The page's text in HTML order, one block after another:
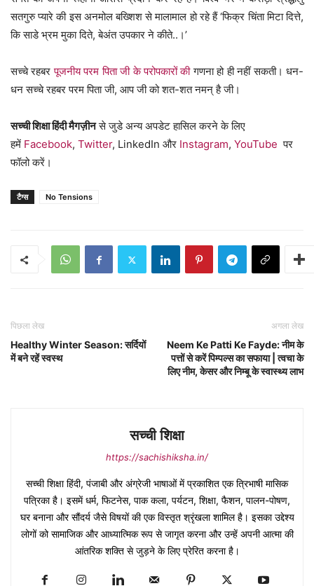
सतगुरु प्यारे की इस अनमोल बख्शिश से मालामाल हो रहे हैं ‘फिक्र चिंता मिटा दित्ते,
कि साडे भ्रम मुका दिते, बेअंत उपकार ने कीते..।’
सच्चे रहबरपूजनीय परम पिता जी के परोपकारों कीगणना हो ही नहीं सकती। धन-
धन सच्चे रहबर परम पिता जी, आप जी को शत-शत नमन् है जी।
सच्ची शिक्षा हिंदी मैगज़ीनसे जुडे अन्य अपडेट हासिल करने के लिए
हमें Facebook, Twitter, LinkedIn और Instagram, YouTube पर
फॉलो करें।
टैग्स No Tensions
पिछला लेख
Healthy Winter Season: सर्दियों
में बने रहें स्वस्थ
अगला लेख
Neem Ke Patti Ke Fayde: नीम के
पत्तों से करें पिम्पल्स का सफाया | त्वचा के
लिए नीम, केसर और निम्बू के स्वास्थ्य लाभ
सच्ची शिक्षा
https://sachishiksha.in/
सच्ची शिक्षा हिंदी, पंजाबी और अंग्रेजी भाषाओं में प्रकाशित एक त्रिभाषी मासिक
पत्रिका है। इसमें धर्म, फिटनेस, पाक कला, पर्यटन, शिक्षा, फैशन, पालन-पोषण,
घर बनाना और सौंदर्य जैसे विषयों की एक विस्तृत श्रृंखला शामिल है। इसका उद्देश्य
लोगों को सामाजिक और आध्यात्मिक रूप से जागृत करना और उन्हें अपनी आत्मा की
आंतरिक शक्ति से जुड़ने के लिए प्रेरित करना है।